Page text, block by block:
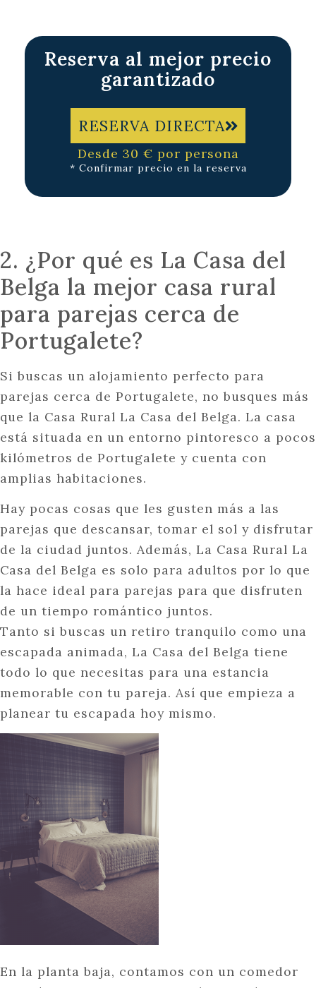
Reserva al mejor precio
garantizado
RESERVA DIRECTA
Desde 30 € por persona
* Confirmar precio en la reserva
2. ¿Por qué es La Casa del
Belga la mejor casa rural
para parejas cerca de
Portugalete?
Si buscas un alojamiento perfecto para
parejas cerca de Portugalete, no busques más
que la Casa Rural La Casa del Belga. La casa
está situada en un entorno pintoresco a pocos
kilómetros de Portugalete y cuenta con
amplias habitaciones.
Hay pocas cosas que les gusten más a las
parejas que descansar, tomar el sol y disfrutar
de la ciudad juntos. Además, La Casa Rural La
Casa del Belga es solo para adultos por lo que
la hace ideal para parejas para que disfruten
de un tiempo romántico juntos.
Tanto si buscas un retiro tranquilo como una
escapada animada, La Casa del Belga tiene
todo lo que necesitas para una estancia
memorable con tu pareja. Así que empieza a
planear tu escapada hoy mismo.
En la planta baja, contamos con un comedor